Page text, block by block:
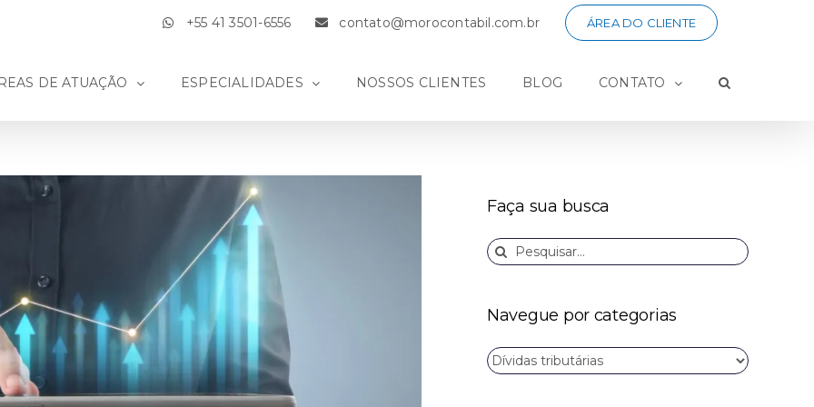
+55 41 3501-6556 contato@morocontabil.com.br ÁREA DO CLIENTE
DE ATUAÇÃO ESPECIALIDADES NOSSOS CLIENTES BLOG CONTATO
Faça sua busca
Buscar
resultados
Navegue por categorias
Navegue
por